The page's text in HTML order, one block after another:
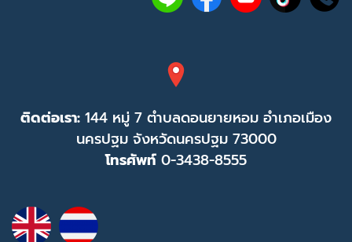
ติดต่อเรา: 144 หมู่ 7 ตำบลดอนยายหอม อำเภอเมือง
นครปฐม จังหวัดนครปฐม 73000
โทรศัพท์ 0-3438-8555